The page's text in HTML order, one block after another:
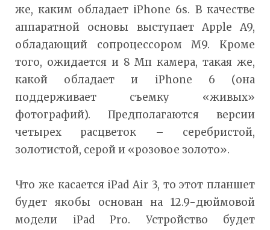
же, каким обладает iPhone 6s. В качестве
аппаратной основы выступает Apple A9,
обладающий сопроцессором М9. Кроме
того, ожидается и 8 Мп камера, такая же,
какой обладает и iPhone 6 (она
поддерживает съемку «живых»
фотографий). Предполагаются версии
четырех расцветок – серебристой,
золотистой, серой и «розовое золото».
Что же касается iPad Air 3, то этот планшет
будет якобы основан на 12.9-дюймовой
модели iPad Pro. Устройство будет